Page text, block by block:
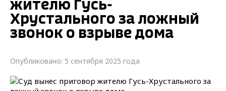
жителю Гусь-
Хрустального за ложный
звонок о взрыве дома
Опубликовано: 5 сентября 2025 года